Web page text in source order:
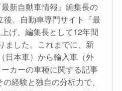
新自動車情報』編集長の
、自動車専門サイト『最
げ、編集長として12年間
ました。これまでに、新
日本車）から輸入車（外
カーの車種に関する記事
経験と独自の分析力で、